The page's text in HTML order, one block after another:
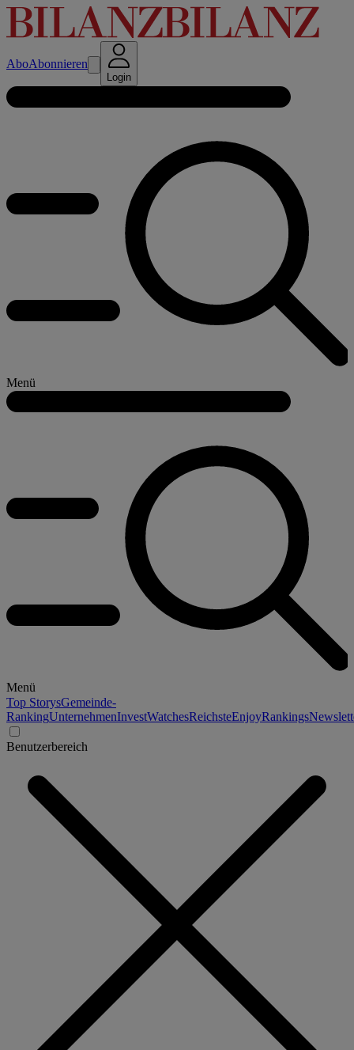
AboAbonnieren
Login
Menü
Menü
Top StorysGemeinde-
RankingUnternehmenInvestWatchesReichsteEnjoyRankings
Benutzerbereich